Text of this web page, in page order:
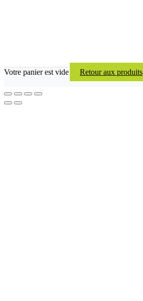
Votre panier est vide Retour aux produits